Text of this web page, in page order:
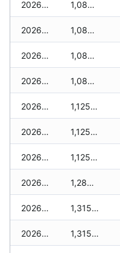
2026-06-18 1,080 zł
2026-06-17 1,080 zł
2026-06-16 1,080 zł
2026-06-15 1,080 zł
2026-06-14 1,125 zł
2026-06-13 1,125 zł
2026-06-12 1,125 zł
2026-06-11 1,280 zł
2026-06-10 1,315 zł
2026-06-09 1,315 zł